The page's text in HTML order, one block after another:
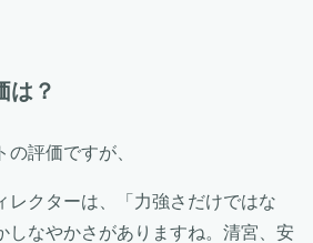
は？
評価ですが、
レクターは、「力強さだけではな
しなやかさがありますね。清宮、安